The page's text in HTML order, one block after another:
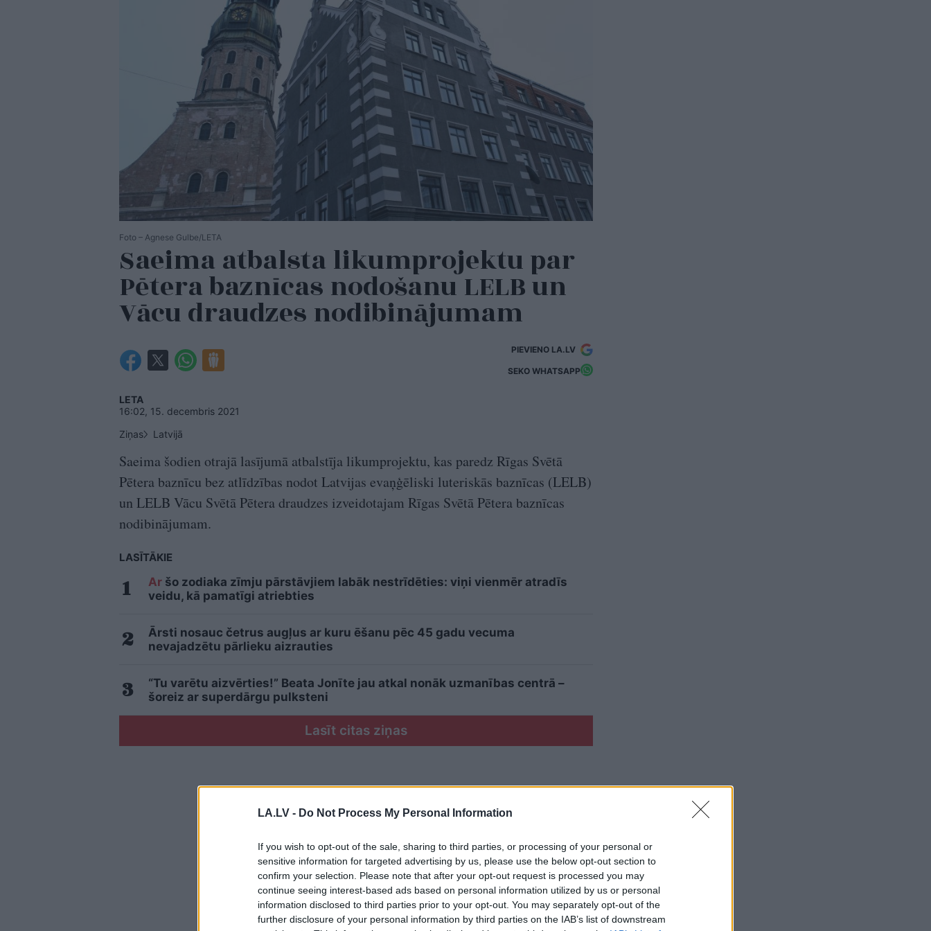
LA.LV - Do Not Process My Personal Information
If you wish to opt-out of the sale, sharing to third parties, or processing of your personal or
sensitive information for targeted advertising by us, please use the below opt-out section to
confirm your selection. Please note that after your opt-out request is processed you may
continue seeing interest-based ads based on personal information utilized by us or personal
information disclosed to third parties prior to your opt-out. You may separately opt-out of the
further disclosure of your personal information by third parties on the IAB’s list of downstream
Foto – Agnese Gulbe/LETA
Saeima atbalsta likumprojektu par
Pētera baznīcas nodošanu LELB un
Vācu draudzes nodibinājumam
PIEVIENO LA.LV
SEKO WHATSAPP
LETA
16:02, 15. decembris 2021
Ziņas
Latvijā
Saeima šodien otrajā lasījumā atbalstīja likumprojektu, kas paredz Rīgas Svētā
Pētera baznīcu bez atlīdzības nodot Latvijas evaņģēliski luteriskās baznīcas (LELB)
un LELB Vācu Svētā Pētera draudzes izveidotajam Rīgas Svētā Pētera baznīcas
nodibinājumam.
LASĪTĀKIE
Ar šo zodiaka zīmju pārstāvjiem labāk nestrīdēties: viņi vienmēr atradīs
veidu, kā pamatīgi atriebties
Ārsti nosauc četrus augļus ar kuru ēšanu pēc 45 gadu vecuma
nevajadzētu pārlieku aizrauties
“Tu varētu aizvērties!” Beata Jonīte jau atkal nonāk uzmanības centrā –
šoreiz ar superdārgu pulksteni
Lasīt citas ziņas